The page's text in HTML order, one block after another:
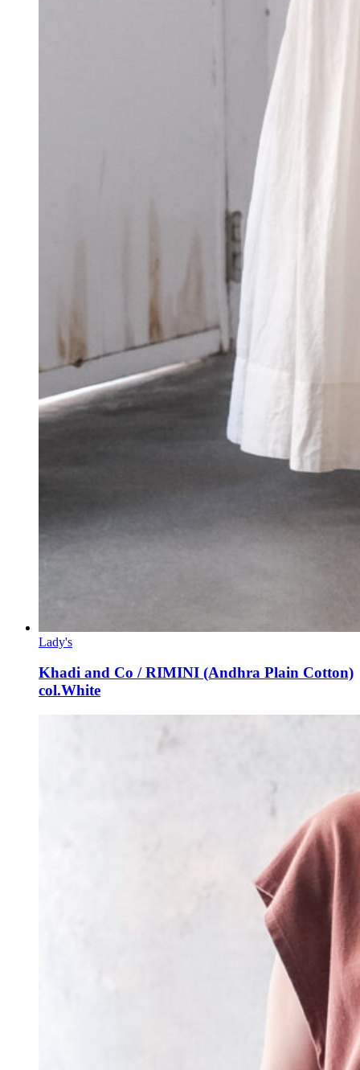
Lady's
Khadi and Co / RIMINI (Andhra Plain Cotton)
col.White